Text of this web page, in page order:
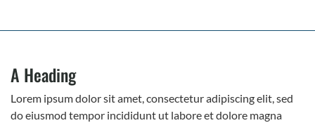
A Heading
Lorem ipsum dolor sit amet, consectetur adipiscing elit, sed
do eiusmod tempor incididunt ut labore et dolore magna